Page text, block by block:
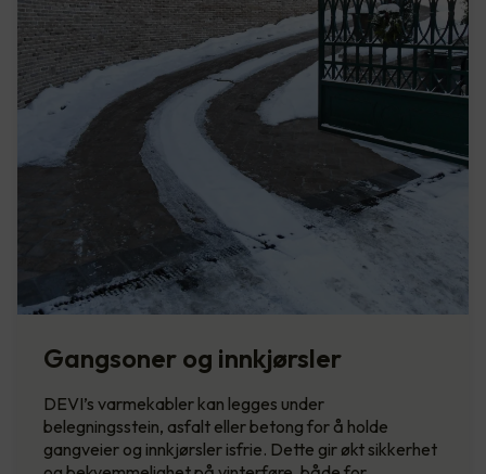
Gangsoner og innkjørsler
DEVI’s varmekabler kan legges under
belegningsstein, asfalt eller betong for å holde
gangveier og innkjørsler isfrie. Dette gir økt sikkerhet